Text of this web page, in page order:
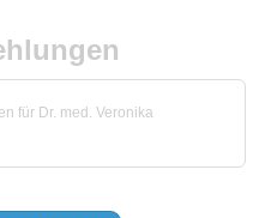
für Dr. med. Veronika